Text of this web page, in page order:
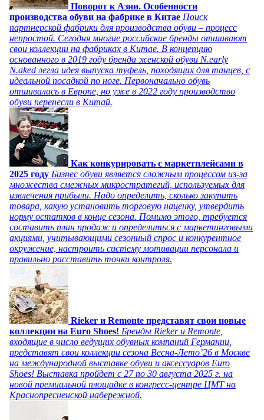
Поворот к Азии. Особенности
производства обуви на фабрике в Китае Поиск
партнерской фабрики для производства обуви – процесс
непростой. Сегодня многие российские бренды отшивают
свои коллекции на фабриках в Китае. В концепцию
основанного в 2019 году бренда женской обуви N.early
N.aked легла идея выпуска туфель, походящих для танцев, с
идеальной посадкой по ноге. Первоначально обувь
отшивалась в Европе, но уже в 2022 году производство
обуви перенесли в Китай.
Как конкурировать с маркетплейсами в
2025 году Бизнес обуви является сложным процессом из-за
множества смежных микростратегий, используемых для
извлечения прибыли. Надо определить, сколько закупить
товара, какую установить торговую наценку, утвердить
норму остатков в конце сезона. Помимо этого, требуется
составить план продаж и определиться с маркетинговыми
акциями, учитывающими сезонный спрос и конкурентное
окружение, настроить систему мотивации персонала и
правильно расставить точки контроля.
Rieker и Remonte представят свои новые
коллекции на Euro Shoes! Бренды Rieker и Remonte,
входящие в число ведущих обувных компаний Германии,
представят свои коллекции сезона Весна-Лето’26 в Москве
на международной выставке обуви и аксессуаров Euro
Shoes! Выставка пройдет c 27 по 30 августа 2025 г. на
новой премиальной площадке в конгресс-центре ЦМТ на
Краснопресненской набережной.